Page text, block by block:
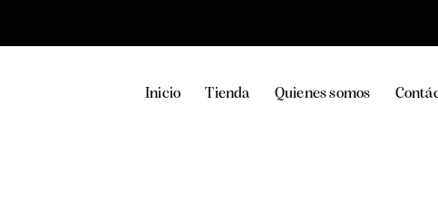
Inicio Tienda Quienes somos